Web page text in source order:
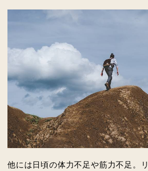
他には日頃の体力不足や筋力不足。